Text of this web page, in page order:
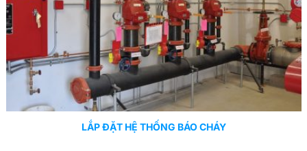
LẮP ĐẶT HỆ THỐNG BÁO CHÁY